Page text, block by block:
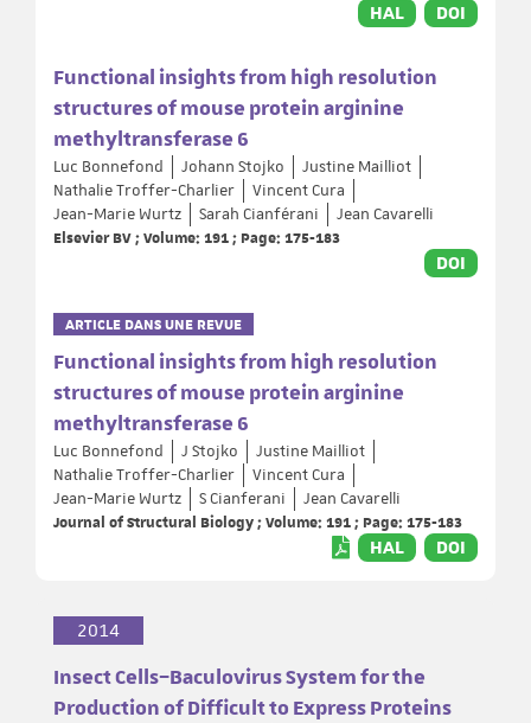
HAL DOI
Functional insights from high resolution
structures of mouse protein arginine
methyltransferase 6
Luc Bonnefond Johann Stojko
Justine Mailliot
Nathalie Troffer-Charlier
Vincent Cura
Jean-Marie Wurtz
Sarah Cianférani
Jean Cavarelli
Elsevier BV ; Volume: 191 ; Page: 175-183
DOI
ARTICLE DANS UNE REVUE
Functional insights from high resolution
structures of mouse protein arginine
methyltransferase 6
Luc Bonnefond J Stojko
Justine Mailliot
Nathalie Troffer-Charlier
Vincent Cura
Jean-Marie Wurtz
S Cianferani
Jean Cavarelli
Journal of Structural Biology ; Volume: 191 ; Page: 175-183
HAL DOI
2014
Insect Cells–Baculovirus System for the
Production of Difficult to Express Proteins